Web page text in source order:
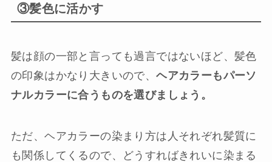
③髪色に活かす
髪は顔の一部と言っても過言ではないほど、髪色
の印象はかなり大きいので、ヘアカラーもパーソ
ナルカラーに合うものを選びましょう。
ただ、ヘアカラーの染まり方は人それぞれ髪質に
も関係してくるので、どうすればきれいに染まる